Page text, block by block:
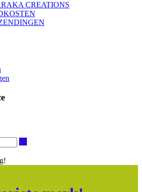
CREATIONS